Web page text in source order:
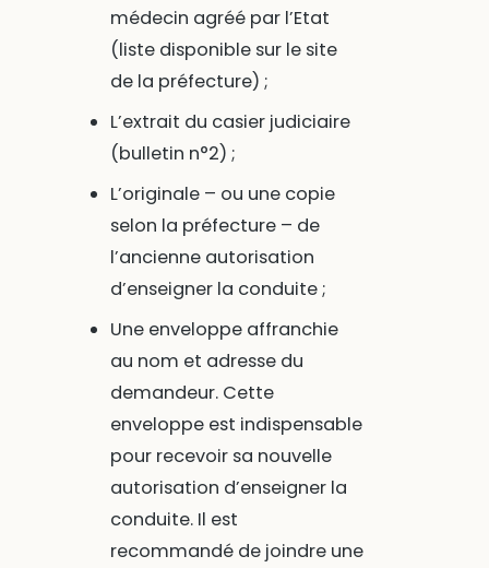
médecin agréé par l’Etat
(liste disponible sur le site
de la préfecture) ;
L’extrait du casier judiciaire
(bulletin n°2) ;
L’originale – ou une copie
selon la préfecture – de
l’ancienne autorisation
d’enseigner la conduite ;
Une enveloppe affranchie
au nom et adresse du
demandeur. Cette
enveloppe est indispensable
pour recevoir sa nouvelle
autorisation d’enseigner la
conduite. Il est
recommandé de joindre une